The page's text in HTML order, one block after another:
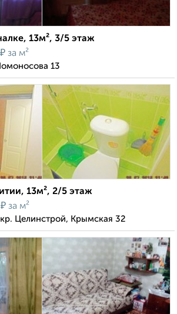
13м², 3/5 этаж
₽ за м²
13
13м², 2/5 этаж
₽ за м²
Целинстрой, Крымская 32